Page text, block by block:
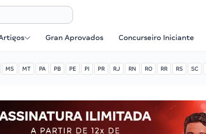
Gran Aprovados Concurseiro Iniciante
MS MT PA PB PE PI PR RJ RN RO RR RS SC